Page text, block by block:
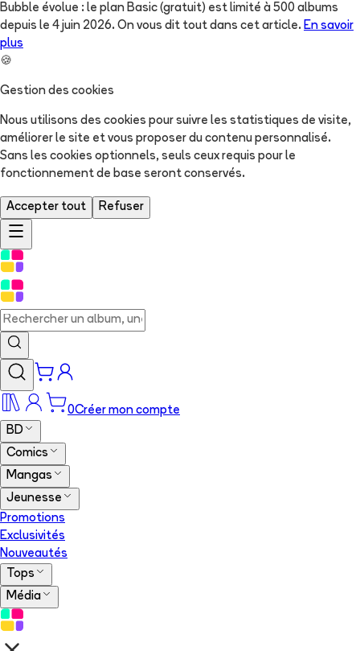
Bubble évolue : le plan Basic (gratuit) est limité à 500 albums
depuis le 4 juin 2026. On vous dit tout dans cet article. En savoir
plus
🍪
Gestion des cookies
Nous utilisons des cookies pour suivre les statistiques de visite,
améliorer le site et vous proposer du contenu personnalisé.
Sans les cookies optionnels, seuls ceux requis pour le
fonctionnement de base seront conservés.
Accepter tout Refuser
0Créer mon compte
BD
Comics
Mangas
Jeunesse
Promotions
Exclusivités
Nouveautés
Tops
Média